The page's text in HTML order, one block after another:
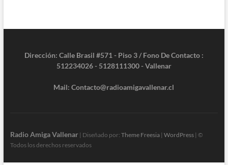
Dirección: Calle Brasil #571 - Piso 3 / Fono De Contacto :
512234026 - 5128111300 - Vallenar
Mail: Contacto@radioamigavallenar.cl
Radio Amiga Vallenar| Diseñado por: Theme Freesia| WordPress| ©
Todos los derechos reservados